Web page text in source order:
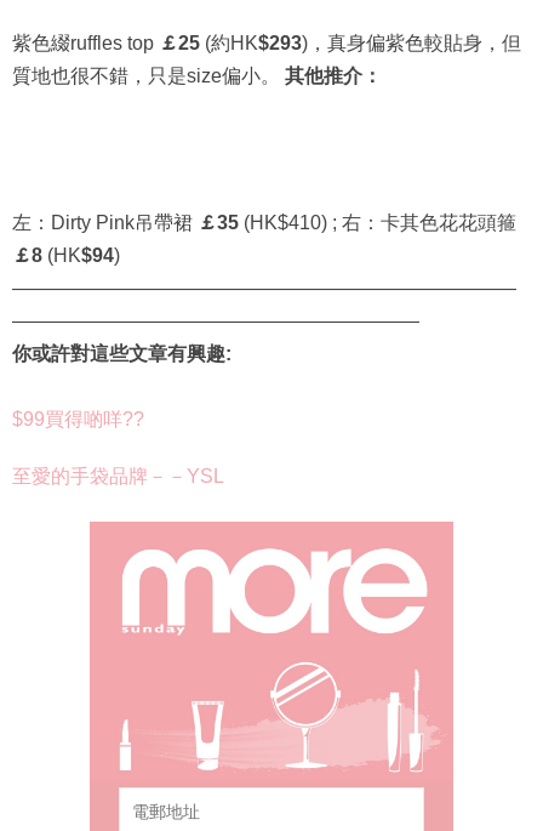
紫色綴ruffles top ￡25 (約HK$293)，真身偏紫色較貼身，但
質地也很不錯，只是size偏小。
其他推介：
左：Dirty Pink吊帶裙 ￡35 (HK$410) ; 右：卡其色花花頭箍
￡8 (HK$94)
你或許對這些文章有興趣:
$99買得啲咩??
至愛的手袋品牌－－YSL